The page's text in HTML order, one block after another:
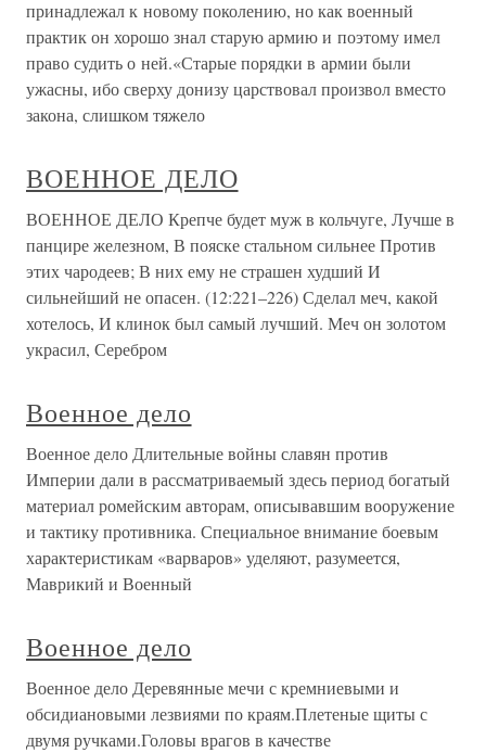
принадлежал к новому поколению, но как военный
практик он хорошо знал старую армию и поэтому имел
право судить о ней.«Старые порядки в армии были
ужасны, ибо сверху донизу царствовал произвол вместо
закона, слишком тяжело
ВОЕННОЕ ДЕЛО
ВОЕННОЕ ДЕЛО Крепче будет муж в кольчуге, Лучше в
панцире железном, В пояске стальном сильнее Против
этих чародеев; В них ему не страшен худший И
сильнейший не опасен. (12:221–226) Сделал меч, какой
хотелось, И клинок был самый лучший. Меч он золотом
украсил, Серебром
Военное дело
Военное дело Длительные войны славян против
Империи дали в рассматриваемый здесь период богатый
материал ромейским авторам, описывавшим вооружение
и тактику противника. Специальное внимание боевым
характеристикам «варваров» уделяют, разумеется,
Маврикий и Военный
Военное дело
Военное дело Деревянные мечи с кремниевыми и
обсидиановыми лезвиями по краям.Плетеные щиты с
двумя ручками.Головы врагов в качестве